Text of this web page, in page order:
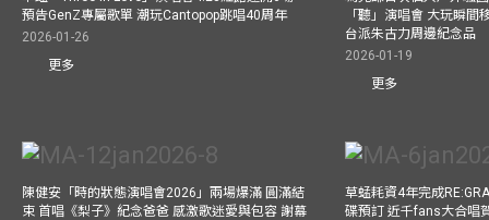
預告GenZ專屬歌單 潮玩Cantopop跳唱40周年
2026-01-26
更多
「聽」演唱會 大玩瞬
台派朱古力周邊紀念品
2026-01-19
更多
陳健安「時的狀態演唱會2026」兩場爆滿 圓滿結
束 首唱《梨子》紀念爸爸 感激歌迷愛與包容 謝幕
草蜢耗資4年完成
碟預訂 近千fans大合唱